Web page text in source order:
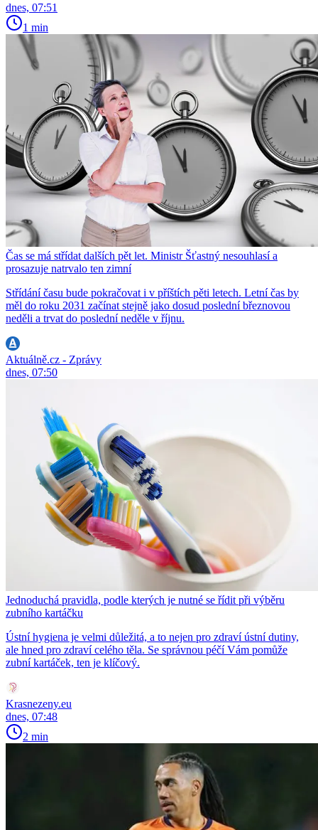
dnes, 07:51
1 min
Čas se má střídat dalších pět let. Ministr Šťastný nesouhlasí a
prosazuje natrvalo ten zimní
Střídání času bude pokračovat i v příštích pěti letech. Letní čas by
měl do roku 2031 začínat stejně jako dosud poslední březnovou
neděli a trvat do poslední neděle v říjnu.
Aktuálně.cz - Zprávy
dnes, 07:50
Jednoduchá pravidla, podle kterých je nutné se řídit při výběru
zubního kartáčku
Ústní hygiena je velmi důležitá, a to nejen pro zdraví ústní dutiny,
ale hned pro zdraví celého těla. Se správnou péčí Vám pomůže
zubní kartáček, ten je klíčový.
Krasnezeny.eu
dnes, 07:48
2 min